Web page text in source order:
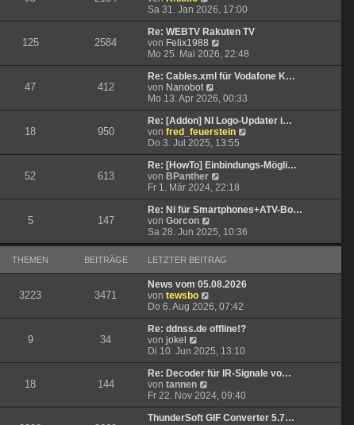
e
i
t
r
a
g
t
e
r
B
e
i
t
r
a
g
e
u
e
s
t
e
r
B
e
i
t
r
a
g
Sa 31. Jan 2026, 17:00
125 2584
Re: WEBTV Rakuten TV
von Felix1988
e
u
e
e
r
B
e
i
t
a
g
Mo 25. Mai 2026, 22:48
47 412
Re: Cables.xml für Vodafone K…
von Nanobot
e
u
e
s
t
e
r
B
e
i
t
a
g
Mo 13. Apr 2026, 00:33
18 950
Re: [Addon] NI Logo-Updater i…
von fred_feuerstein
u
e
e
r
i
a
Do 3. Jul 2025, 13:55
52 613
Re: [HowTo] Einbindungs-Mögli…
von BPanther
e
u
e
e
B
e
i
r
a
g
Fr 1. Mär 2024, 22:18
5 147
Re: Ni für Smartphones+ATV-Bo…
von Gorcon
e
u
s
t
e
B
e
i
r
a
g
Sa 28. Jun 2025, 10:36
THEMEN BEITRÄGE LETZTER BEITRAG
3223 3471
News vom 05.08.2026
von tewsbo
e
u
e
t
e
r
e
i
t
Do 6. Aug 2026, 07:42
9 34
Re: ddnss.de offline!?
von jokel
e
u
e
s
t
e
r
Di 10. Jun 2025, 13:10
18 144
Re: Decoder für IR-Signale vo…
von tannen
e
u
e
Fr 22. Nov 2024, 09:40
ThunderSoft GIF Converter 5.7…